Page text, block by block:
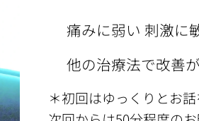
⚫︎痛みに弱い 刺激に
⚫︎他の治療法で改善
＊初回はゆっくりとお